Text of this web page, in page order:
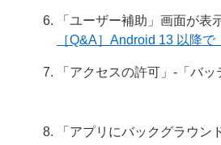
「ユーザー補助」画面が
［Q&A］Android 13 以降
「アクセスの許可」-「バ
「アプリにバックグラウ